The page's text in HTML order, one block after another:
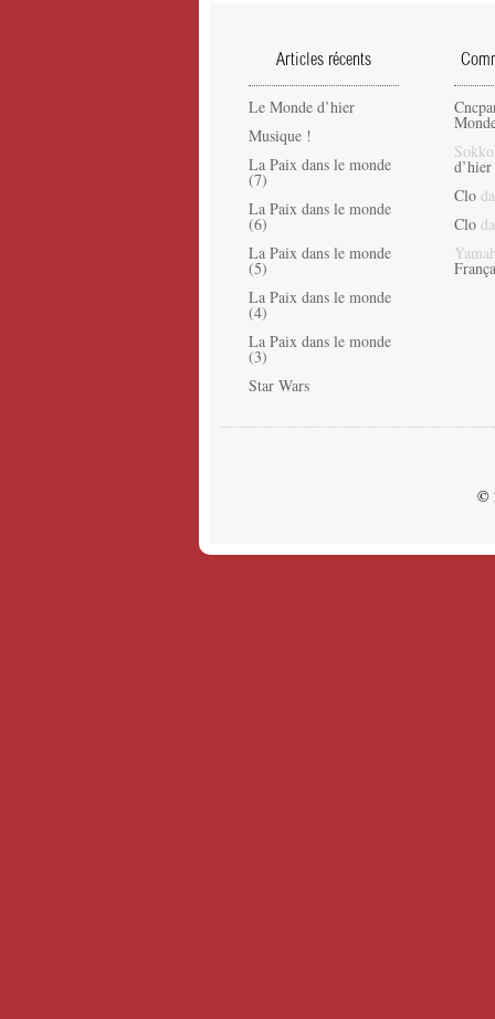
Articles récents
Le Monde d’hier
Musique !
La Paix dans le monde
(7)
La Paix dans le monde
(6)
La Paix dans le monde
(5)
La Paix dans le monde
(4)
La Paix dans le monde
(3)
Star Wars
Sokko
d’hier
Clo
Clo
©